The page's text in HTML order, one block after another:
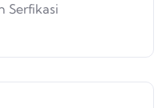
Serfikasi